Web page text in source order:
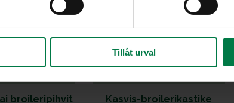
Tillåt urval
broileripihvit
Kasvis-broilerikastike